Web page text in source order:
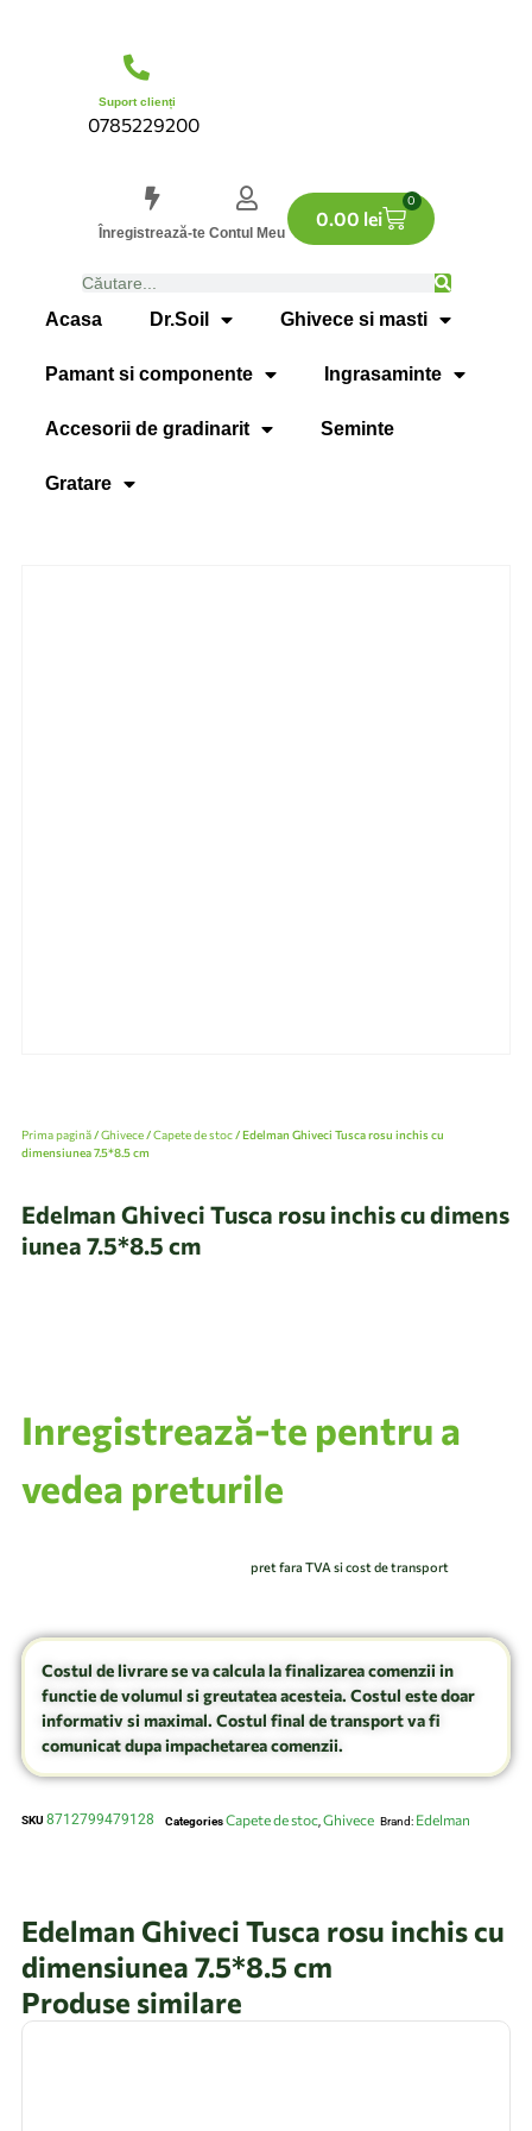
Suport clienți
0785229200
Înregistrează-te Contul Meu
0.00 lei
0
Acasa Dr.Soil Ghivece si masti
Pamant si componente Ingrasaminte
Accesorii de gradinarit Seminte
Gratare
Prima pagină/Ghivece/Capete de stoc/ Edelman Ghiveci Tusca rosu inchis cu
dimensiunea 7.5*8.5 cm
Edelman Ghiveci Tusca rosu inchis cu dimens
iunea 7.5*8.5 cm
Inregistrează-te pentru a
vedea preturile
pret fara TVA si cost de transport
Costul de livrare se va calcula la finalizarea comenzii in
functie de volumul si greutatea acesteia. Costul este doar
informativ si maximal. Costul final de transport va fi
comunicat dupa impachetarea comenzii.
SKU 8712799479128 CategoriesCapete de stoc Ghivece Brand: Edelman
Edelman Ghiveci Tusca rosu inchis cu
dimensiunea 7.5*8.5 cm
Produse similare